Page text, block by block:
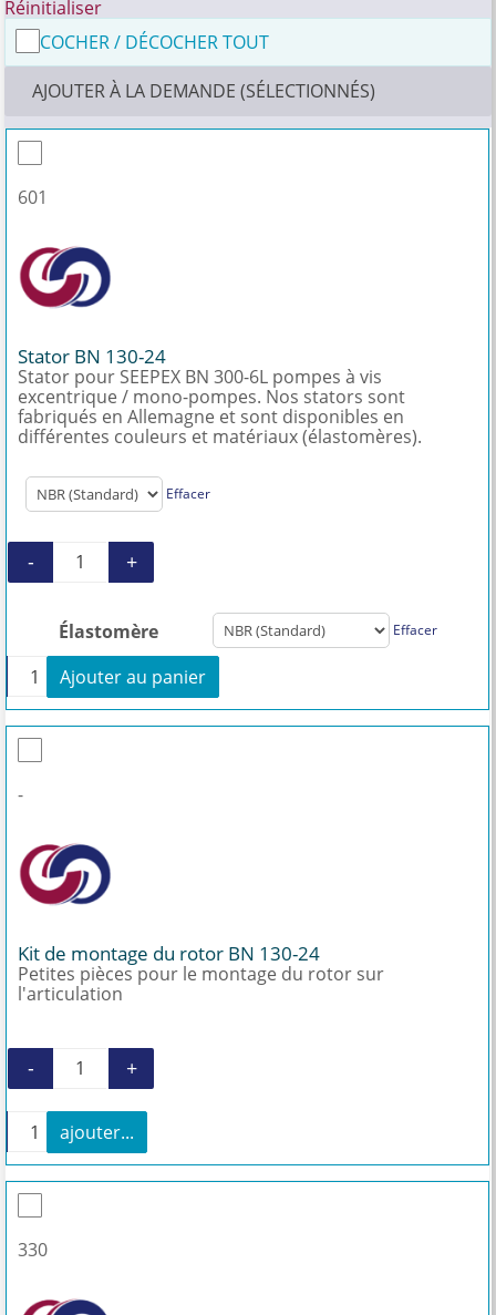
Réinitialiser
COCHER / DÉCOCHER TOUT
AJOUTER À LA DEMANDE (SÉLECTIONNÉS)
601
Stator BN 130-24
Stator pour SEEPEX BN 300-6L pompes à vis
excentrique / mono-pompes. Nos stators sont
fabriqués en Allemagne et sont disponibles en
différentes couleurs et matériaux (élastomères).
Effacer
quantité de Stator BN 130-24
- +
Élastomère Effacer
quantité de Stator BN 130-24
+
Ajouter au panier
-
Kit de montage du rotor BN 130-24
Petites pièces pour le montage du rotor sur
l'articulation
quantité de Kit de montage du rotor BN 130-
- +
quantité de Kit de montage du rotor BN 130-24
+
ajouter...
330